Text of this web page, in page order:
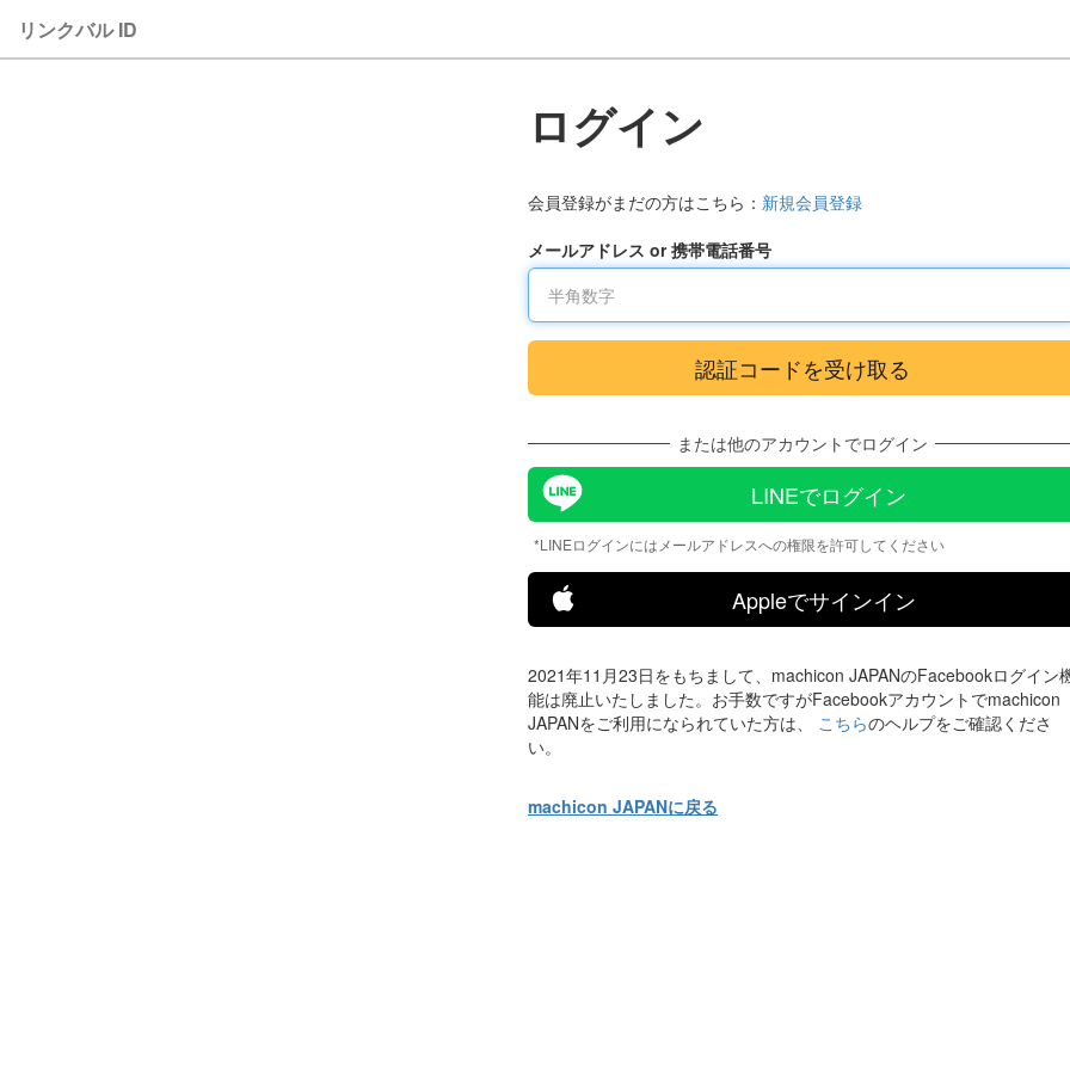
リンクバル ID
ログイン
会員登録がまだの方はこちら： 新規会員登録
メールアドレス or 携帯電話番号
または他のアカウントでログイン
LINEでログイン
*LINEログインにはメールアドレスへの権限を許可してください
Appleでサインイン
2021年11月23日をもちまして、machicon JAPANのFacebookログイン
能は廃止いたしました。お手数ですがFacebookアカウントでmachicon
JAPANをご利用になられていた方は、 こちらのヘルプをご確認くださ
い。
machicon JAPANに戻る